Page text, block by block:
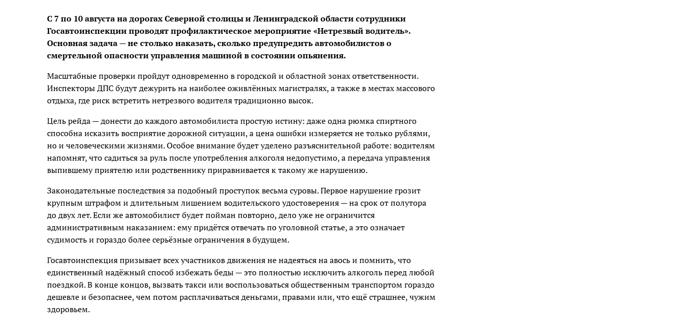
С 7 по 10 августа на дорогах Северной столицы и Ленинградской области сотрудники
Госавтоинспекции проводят профилактическое мероприятие «Нетрезвый водитель».
Основная задача — не столько наказать, сколько предупредить автомобилистов о
смертельной опасности управления машиной в состоянии опьянения.
Масштабные проверки пройдут одновременно в городской и областной зонах ответственности.
Инспекторы ДПС будут дежурить на наиболее оживлённых магистралях, а также в местах массового
отдыха, где риск встретить нетрезвого водителя традиционно высок.
Цель рейда — донести до каждого автомобилиста простую истину: даже одна рюмка спиртного
способна исказить восприятие дорожной ситуации, а цена ошибки измеряется не только рублями,
но и человеческими жизнями. Особое внимание будет уделено разъяснительной работе: водителям
напомнят, что садиться за руль после употребления алкоголя недопустимо, а передача управления
выпившему приятелю или родственнику приравнивается к такому же нарушению.
Законодательные последствия за подобный проступок весьма суровы. Первое нарушение грозит
крупным штрафом и длительным лишением водительского удостоверения — на срок от полутора
до двух лет. Если же автомобилист будет пойман повторно, дело уже не ограничится
административным наказанием: ему придётся отвечать по уголовной статье, а это означает
судимость и гораздо более серьёзные ограничения в будущем.
Госавтоинспекция призывает всех участников движения не надеяться на авось и помнить, что
единственный надёжный способ избежать беды — это полностью исключить алкоголь перед любой
поездкой. В конце концов, вызвать такси или воспользоваться общественным транспортом гораздо
дешевле и безопаснее, чем потом расплачиваться деньгами, правами или, что ещё страшнее, чужим
здоровьем.